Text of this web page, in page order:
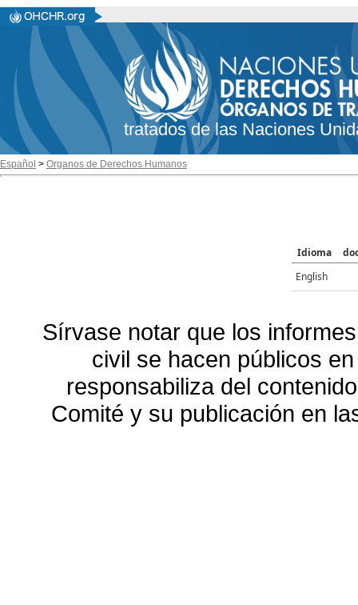
tratados de las Naciones
Español > Organos de Derechos Humanos
Idioma
English
Sírvase notar que los
civil se hacen públicos
responsabiliza del
Comité y su publicación en